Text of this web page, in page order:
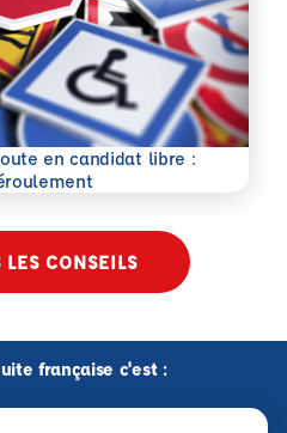
en candidat libre :
CONSEILS
française c'est :